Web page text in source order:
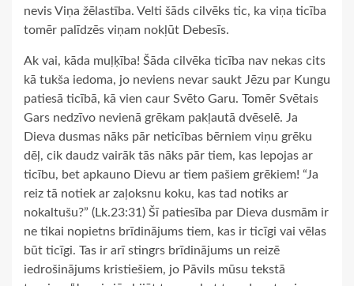
nevis Viņa žēlastība. Velti šāds cilvēks tic, ka viņa ticība
tomēr palīdzēs viņam nokļūt Debesīs.
Ak vai, kāda muļķība! Šāda cilvēka ticība nav nekas cits
kā tukša iedoma, jo neviens nevar saukt Jēzu par Kungu
patiesā ticībā, kā vien caur Svēto Garu. Tomēr Svētais
Gars nedzīvo nevienā grēkam pakļautā dvēselē. Ja
Dieva dusmas nāks pār neticības bērniem viņu grēku
dēļ, cik daudz vairāk tās nāks pār tiem, kas lepojas ar
ticību, bet apkauno Dievu ar tiem pašiem grēkiem! “Ja
reiz tā notiek ar zaļoksnu koku, kas tad notiks ar
nokaltušu?” (Lk.23:31) Šī patiesība par Dieva dusmām ir
ne tikai nopietns brīdinājums tiem, kas ir ticīgi vai vēlas
būt ticīgi. Tas ir arī stingrs brīdinājums un reizē
iedrošinājums kristiešiem, jo Pāvils mūsu tekstā